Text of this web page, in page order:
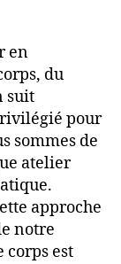
en
du
suit
pour
sommes de
atelier
approche
notre
est